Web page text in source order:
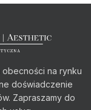
na rynku
doświadczenie
Zapraszamy do